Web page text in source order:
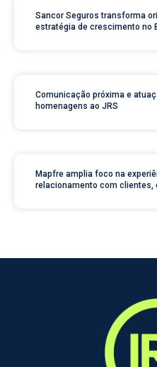
Sancor Seguros transforma
estratégia de crescimento no
Comunicação próxima e
homenagens ao JRS
Mapfre amplia foco na
relacionamento com clientes,